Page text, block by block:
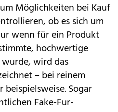
Möglichkeiten bei Kauf
ob es sich um
wenn für ein Produkt
hochwertige
wird das
– bei reinem
beispielsweise. Sogar
Fake-Fur-